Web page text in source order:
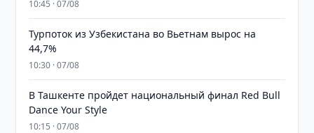
10:45 · 07/08
Турпоток из Узбекистана во Вьетнам вырос на
44,7%
10:30 · 07/08
В Ташкенте пройдет национальный финал Red Bull
Dance Your Style
10:15 · 07/08